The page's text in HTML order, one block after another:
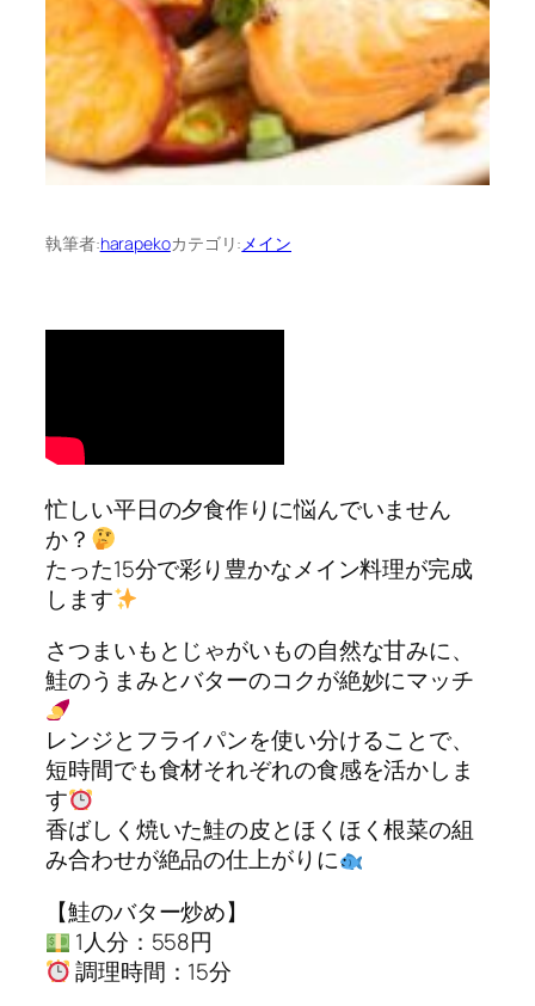
執筆者:harapekoカテゴリ: メイン
忙しい平日の夕食作りに悩んでいません
か？
たった15分で彩り豊かなメイン料理が完成
します
さつまいもとじゃがいもの自然な甘みに、
鮭のうまみとバターのコクが絶妙にマッチ
レンジとフライパンを使い分けることで、
短時間でも食材それぞれの食感を活かしま
す
香ばしく焼いた鮭の皮とほくほく根菜の組
み合わせが絶品の仕上がりに
【鮭のバター炒め】
1人分：558円
調理時間：15分